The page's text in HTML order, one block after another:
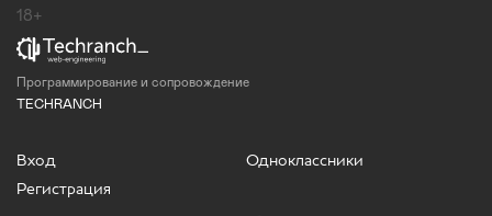
18+
Программирование и сопровождение
TECHRANCH
Вход
Регистрация
Одноклассники